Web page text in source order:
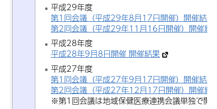
平成29年度
第1回会議（平成29年8月17日開催）開催結果
第2回会議（平成29年11月16日開催）開催結
平成28年度
平成28年9月8日開催 開催結果
平成27年度
第1回会議（平成27年9月17日開催）開催結果
第2回会議（平成27年12月17日開催）開催結
※第1回会議は地域保健医療連携会議単独で開